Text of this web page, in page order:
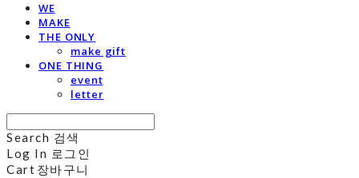
WE
MAKE
THE ONLY
make gift
ONE THING
event
letter
Search 검색
Log In 로그인
Cart 장바구니